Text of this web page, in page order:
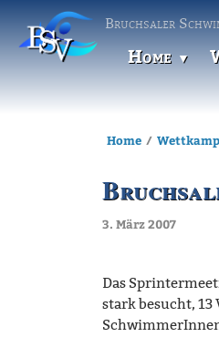
Bruchsaler
Home
Home
3. März 2007
Das
stark besucht, 13